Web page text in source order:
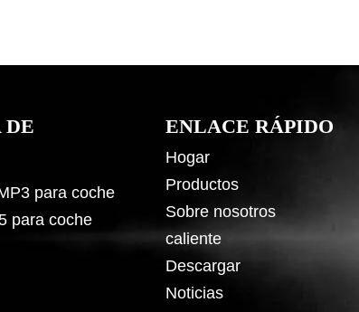
DE
para coche
para coche
ENLACE RÁPIDO
Hogar
Productos
Sobre nosotros
caliente
Descargar
Noticias